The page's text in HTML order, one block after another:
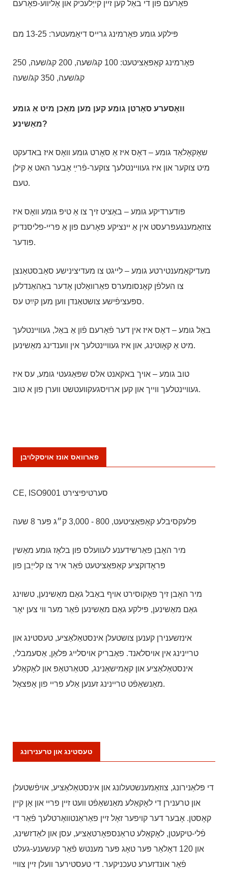
פאָרעם פון די באַל קען זיין קייַלעכיק און אָליווע-פאָרעם
פּילקע גומע פאָרמינג גרייס דיאַמעטער: 13-25 מם
פאָרמינג קאַפּאַציטעט: 100 קג/שעה, 200 קג/שעה, 250
קג/שעה, 350 קג/שעה
וואָסערע סאָרטן גומע קען מען מאַכן מיט אַ גומע
מאַשינע?
שאָקאָלאַד גומע – דאָס איז אַ סאָרט גומע וואָס איז באדעקט
מיט צוקער און איז געוויינטלעך צוקער-פֿרײַ אָבער האט אַ קילן
טעם.
פּודערדיקע גומע – באַציט זיך צו אַ טיפּ גומע וואָס איז
צוזאַמענגעפּרעסט אין אַ יינציקע פאָרעם פון אַ פריי-פליסנדיק
פּודער.
מעדיקאַמענטירטע גומע – לייגט צו מעדיצינישע סאַבסטאַנצן
צו העלפֿן קאָנסומערס פאַרוואַלטן אָדער באַהאַנדלען
ספּעציפֿישע צושטאַנדן ווען מען קײַט עס.
באַל גומע – דאָס איז אין דער פֿאָרעם פֿון אַ באַל, געוויינטלעך
מיט אַ קאָוטינג, און איז געוויינטלעך אין ווענדינג מאַשינען.
טוב גומע – אויך באקאנט אלס שפּאַגעטי גומע, עס איז
געוויינטלעך ווייך און קען ארויסגעקוועטשט ווערן פון א טוב.
פארוואס אונז אויסקלויבן
CE, ISO9001 סערטיפיצירט
פלעקסיבלע קאַפּאַציטעט, 800 - 3,000 ק״ג פּער 8 שעה
מיר האָבן פאַרשידענע לעוועלס פון בלאָז גומע מאַשין
פּראָדוקציע קאַפּאַציטעט פֿאַר איר צו קלייַבן פון
מיר האָבן זיך פאָקוסירט אויף באַבל גאַם מאַשינען, טשוינג
גאַם מאַשינען, פּילקע גאַם מאַשינען פֿאַר מער ווי צען יאָר
אינזשענירן קענען צושטעלן אינסטאַלאַציע, טעסטינג און
טריינינג אין אויסלאנד. פאַבריק אויסלייג פּלאַן, אַסעמבלי,
אינסטאַלאַציע און קאַמישאַנינג, סטאַרטאַפּ און לאָקאַלע
מאַנשאַפֿט טריינינג זענען אַלע פריי פון אָפּצאָל.
טעסטינג און טרענירונג
די פּלאַנירונג, צוזאַמענשטעלונג און אינסטאַלאַציע, אויפֿשטעלן
און טרענירן די לאָקאַלע מאַנשאַפֿט וועט זיין פריי און אָן קיין
קאָסטן. אָבער דער קויפער זאָל זיין פאַראַנטוואָרטלעך פֿאַר די
פֿלי-טיקעטן, לאָקאַלע טראַנספּאָרטאַציע, עסן און לאַדזשינג,
און 120 דאָלאַר פּער טאָג פּער מענטש פֿאַר קעשענע-געלט
פֿאַר אונדזערע טעכניקער. די טעסטירער וועלן זיין צוויי